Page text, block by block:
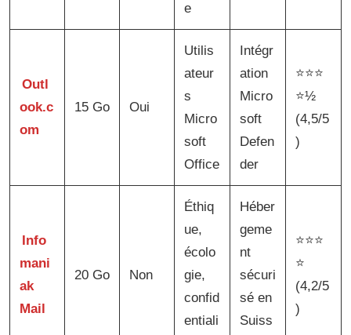
e
Outl
ook.c
om
15 Go Oui
Utilis
ateur
s
Micro
soft
Office
Intégr
ation
Micro
soft
Defen
der
⭐⭐⭐
⭐½
(4,5/5
)
Info
mani
ak
Mail
20 Go Non
Éthiq
ue,
écolo
gie,
confid
entiali
Héber
geme
nt
sécuri
sé en
Suiss
⭐⭐⭐
⭐
(4,2/5
)